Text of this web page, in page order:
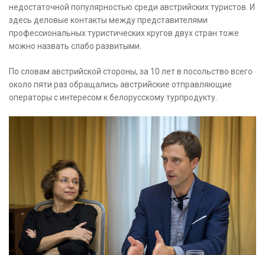
недостаточной популярностью среди австрийских туристов. И
здесь деловые контакты между представителями
профессиональных туристических кругов двух стран тоже
можно назвать слабо развитыми.
По словам австрийской стороны, за 10 лет в посольство всего
около пяти раз обращались австрийские отправляющие
операторы с интересом к белорусскому турпродукту.